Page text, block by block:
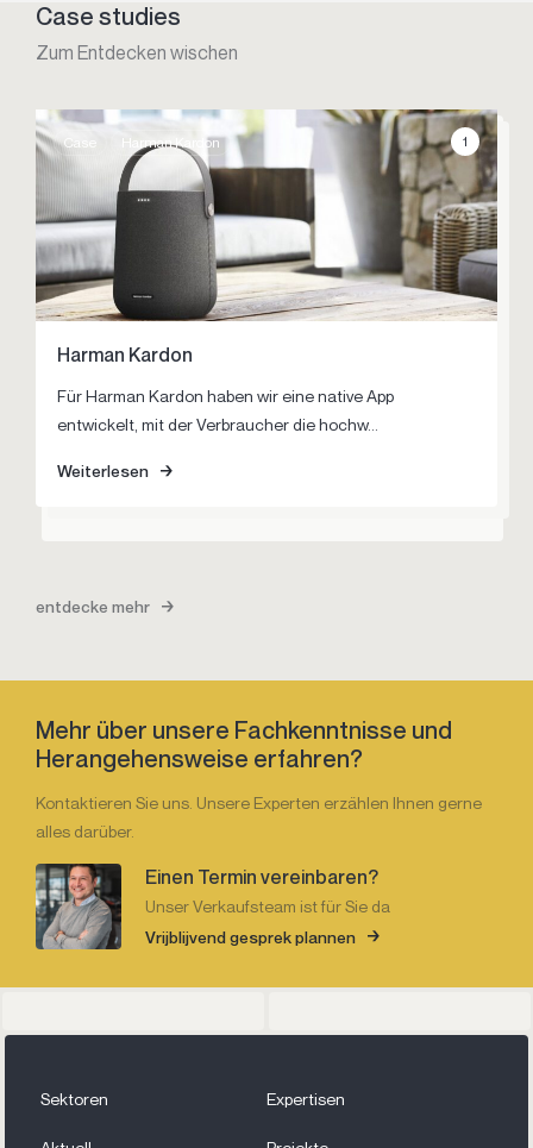
Case studies
Zum Entdecken wischen
Case Harman Kardon 1
Harman Kardon
Für Harman Kardon haben wir eine native App
entwickelt, mit der Verbraucher die hochw...
Weiterlesen
Pegasus
Es gibt nichts Schwierigeres, als einen engmaschigen
Markt zu stürmen. Gemeinsam mit Pegasus haben wir
Louwman Exklusiv
Louwman Exclusive ist einzigartig in der Autolandschaft.
Einzigartig in seinem Angebo...
Weiterlesen
entdecke mehr
Mehr über unsere Fachkenntnisse und
Herangehensweise erfahren?
Kontaktieren Sie uns. Unsere Experten erzählen Ihnen gerne
alles darüber.
Einen Termin vereinbaren?
Unser Verkaufsteam ist für Sie da
Vrijblijvend gesprek plannen
Sektoren Expertisen